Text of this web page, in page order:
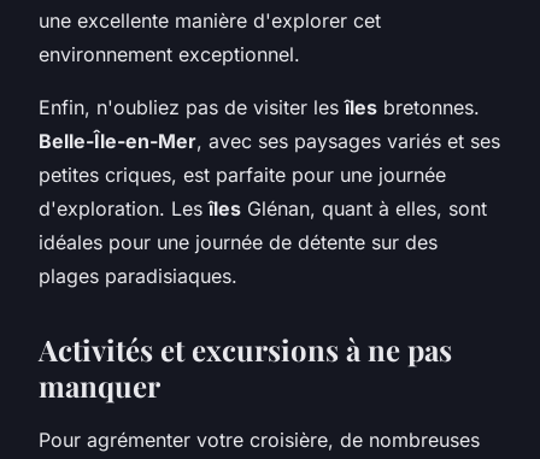
une excellente manière d'explorer cet
environnement exceptionnel.
Enfin, n'oubliez pas de visiter lesîles bretonnes.
Belle-Île-en-Mer, avec ses paysages variés et ses
petites criques, est parfaite pour une journée
d'exploration. Lesîles Glénan, quant à elles, sont
idéales pour une journée de détente sur des
plages paradisiaques.
Activités et excursions à ne pas
manquer
Pour agrémenter votre croisière, de nombreuses